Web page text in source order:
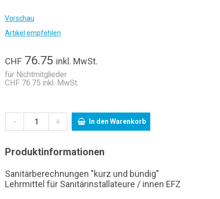
Vorschau
Artikel empfehlen
CHF 76.75 inkl. MwSt.
für Nichtmitglieder
CHF 76.75 inkl. MwSt.
- + In den Warenkorb
Produktinformationen
Sanitärberechnungen "kurz und bündig"
Lehrmittel für Sanitärinstallateure / innen EFZ